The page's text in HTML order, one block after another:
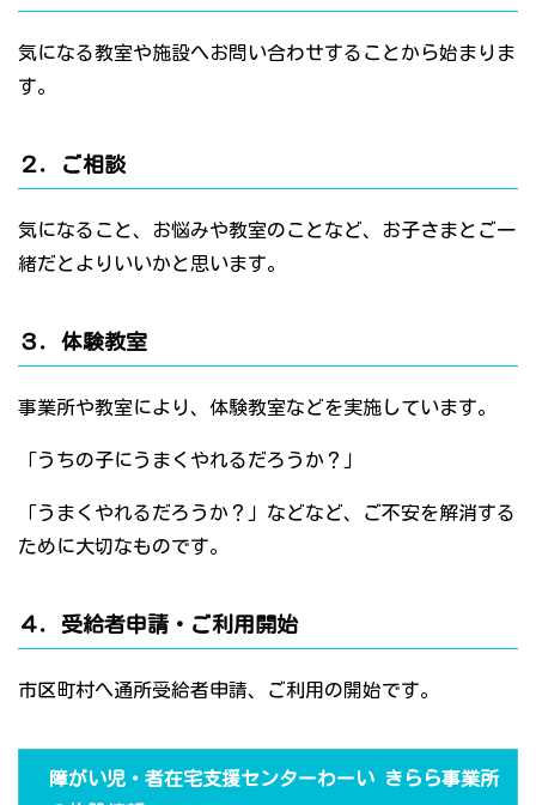
気になる教室や施設へお問い合わせすることから始まりま
す。
２．ご相談
気になること、お悩みや教室のことなど、お子さまとご一
緒だとよりいいかと思います。
３．体験教室
事業所や教室により、体験教室などを実施しています。
「うちの子にうまくやれるだろうか？」
「うまくやれるだろうか？」などなど、ご不安を解消する
ために大切なものです。
４．受給者申請・ご利用開始
市区町村へ通所受給者申請、ご利用の開始です。
障がい児・者在宅支援センターわーい きらら事業所